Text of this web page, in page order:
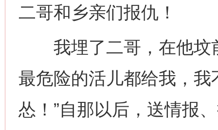
二哥和乡亲们报仇！
我埋了二哥，在他坟
最危险的活儿都给我，
怂！”自那以后，送情报